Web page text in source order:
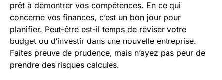
prêt à démontrer vos compétences. En ce qui
concerne vos finances, c’est un bon jour pour
planifier. Peut-être est-il temps de réviser votre
budget ou d’investir dans une nouvelle entreprise.
Faites preuve de prudence, mais n’ayez pas peur de
prendre des risques calculés.